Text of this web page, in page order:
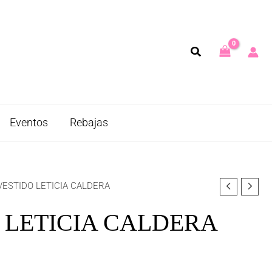
Eventos Rebajas
LETICIA CALDERA
CALDERA